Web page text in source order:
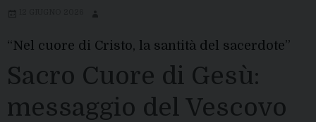
“Nel cuore di Cristo, la santità del sacerdote”
Sacro Cuore di Gesù:
messaggio del Vescovo